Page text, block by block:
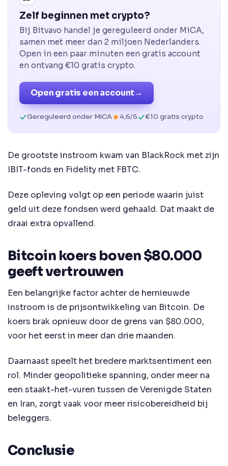
Zelf beginnen met crypto?
Bij Bitvavo handel je gereguleerd onder MiCA,
samen met meer dan 2 miljoen Nederlanders.
Open in een paar minuten een gratis account
en ontvang €10 gratis crypto.
Open gratis een account→
Gereguleerd onder MiCA 4,6/5 €10 gratis crypto
De grootste instroom kwam van BlackRock met zijn
IBIT-fonds en Fidelity met FBTC.
Deze opleving volgt op een periode waarin juist
geld uit deze fondsen werd gehaald. Dat maakt de
draai extra opvallend.
Bitcoin koers boven $80.000
geeft vertrouwen
Een belangrijke factor achter de hernieuwde
instroom is de prijsontwikkeling van Bitcoin. De
koers brak opnieuw door de grens van $80.000,
voor het eerst in meer dan drie maanden.
Daarnaast speelt het bredere marktsentiment een
rol. Minder geopolitieke spanning, onder meer na
een staakt-het-vuren tussen de Verenigde Staten
en Iran, zorgt vaak voor meer risicobereidheid bij
beleggers.
Conclusie